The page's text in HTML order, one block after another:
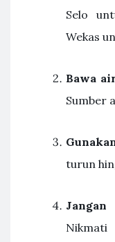
Selo
Wekas
Bawa
Sumber
turun